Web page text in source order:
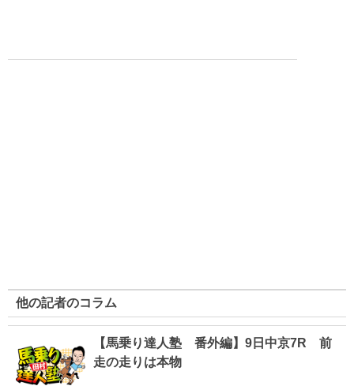
他の記者のコラム
【馬乗り達人塾 番外編】9日中京7R 前
走の走りは本物